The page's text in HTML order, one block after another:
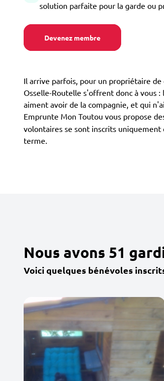
solution parfaite pour la garde ou
Devenez membre
Il arrive parfois, pour un propriétaire
Osselle-Routelle s'offrent donc à vous
aiment avoir de la compagnie, et qui
Emprunte Mon Toutou vous propose
volontaires se sont inscrits
terme.
Nous avons 51
Voici quelques bénévoles